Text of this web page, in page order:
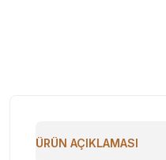
ÜRÜN AÇIKLAMASI